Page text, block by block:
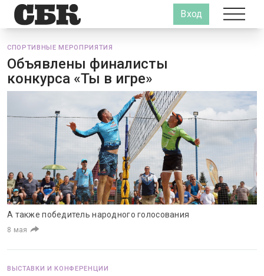
Вход
СПОРТИВНЫЕ МЕРОПРИЯТИЯ
Объявлены финалисты
конкурса «Ты в игре»
А также победитель народного голосования
8 мая
ВЫСТАВКИ И КОНФЕРЕНЦИИ